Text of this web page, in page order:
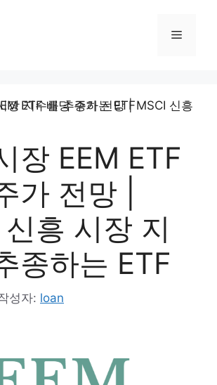
메
장 EEM ETF
가 전망 |
흥 시장 지
종하는 ETF
성자: loan